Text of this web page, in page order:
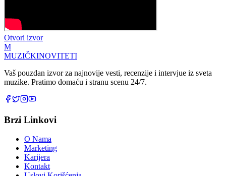
Otvori izvor
M
MUZIČKINOVITETI
Vaš pouzdan izvor za najnovije vesti, recenzije i intervjue iz sveta
muzike. Pratimo domaću i stranu scenu 24/7.
Brzi Linkovi
O Nama
Marketing
Karijera
Kontakt